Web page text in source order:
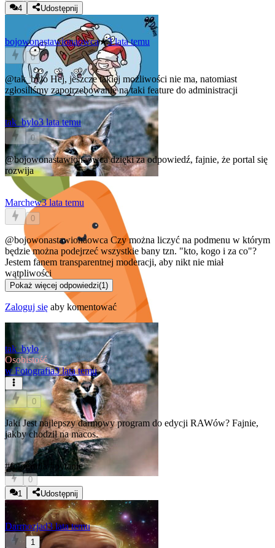
4
Udostępnij
bojowonastawionaowca★3 lata temu
0
@tak_bylo Hej, jeszcze takiej możliwości nie ma, natomiast
zgłosiliśmy zapotrzebowanie na taki feature do administracji
tak_bylo3 lata temu
0
@bojowonastawionaowcadzięki za odpowiedź, fajnie, że portal się
rozwija
Marchew3 lata temu
0
@bojowonastawionaowca Czy można liczyć na podmenu w którym
będzie można podejrzeć wszystkie bany tzn. "kto, kogo i za co"?
Jestem fanem transparentnej moderacji, aby nikt nie miał
wątpliwości
Pokaż więcej odpowiedzi(1)
Zaloguj się aby komentować
tak_bylo
Osobistość
w Fotografia3 lata temu
0
Jaki Jest najlepszy darmowy program do edycji RAWów? Fajnie,
jakby chodził na macos.
#fotografia #pytanie
0
1
Udostępnij
Darmozjad3 lata temu
1